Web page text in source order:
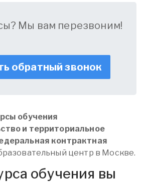
Мы вам перезвоним!
обратный звонок
обучения
и территориальное
контрактная
центр в Москве.
обучения вы